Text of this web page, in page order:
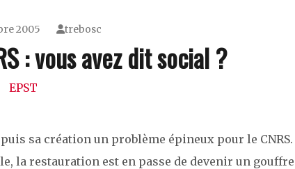
2005 trebosc
: vous avez dit social ?
EPST
sa création un problème épineux pour le CNRS.
la restauration est en passe de devenir un gouffre